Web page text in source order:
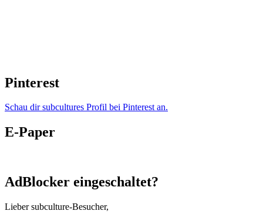
Pinterest
Schau dir subcultures Profil bei Pinterest an.
E-Paper
AdBlocker eingeschaltet?
Lieber subculture-Besucher,